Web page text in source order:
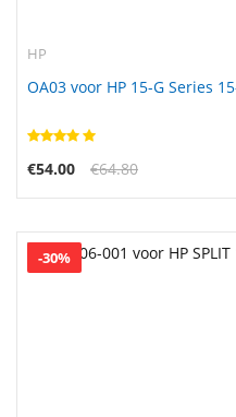
HP
OA03 voor HP 15-G Series
€54.00 €64.80
-30%